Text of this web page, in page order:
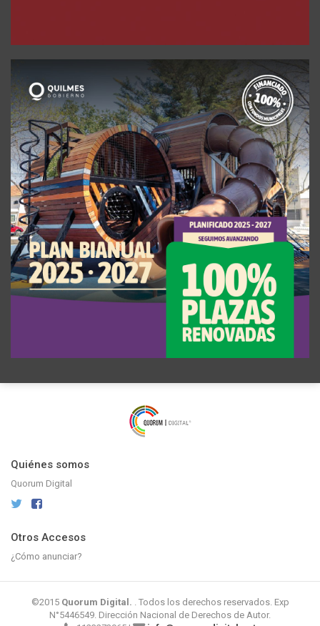
Quiénes somos
Quorum Digital
Otros Accesos
¿Cómo anunciar?
©2015 Quorum Digital.
. Todos los derechos reservados. Exp
N°5446549. Dirección Nacional de Derechos de Autor.